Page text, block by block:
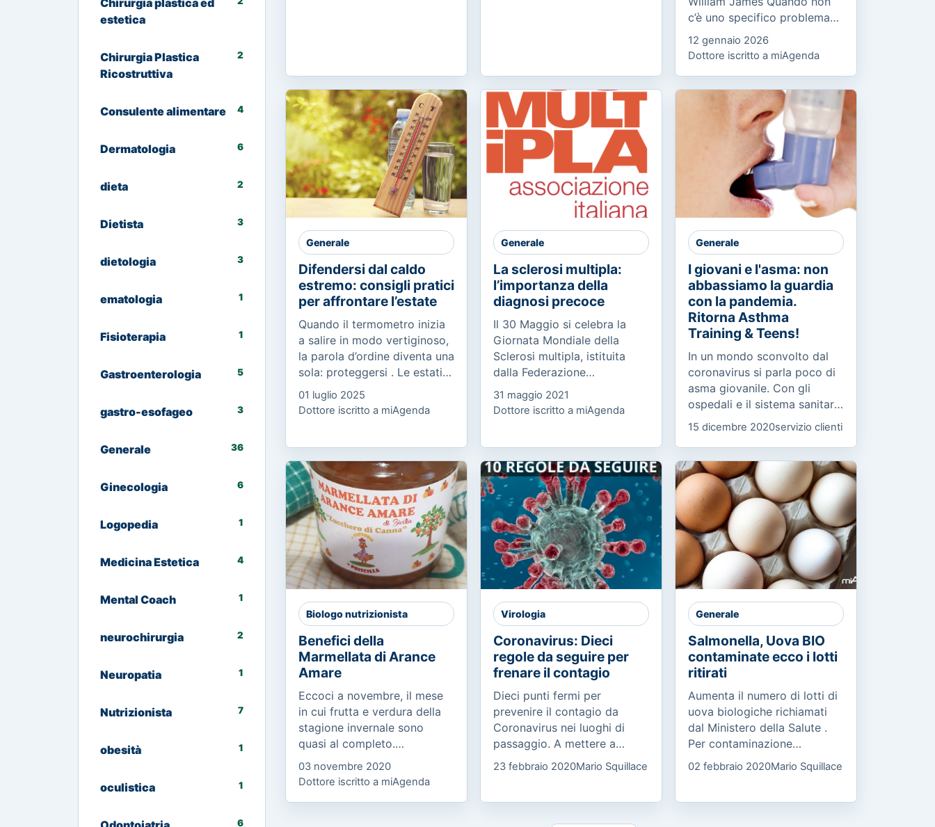
Chirurgia plastica ed
estetica
Chirurgia Plastica
Ricostruttiva
2
Consulente alimentare 4
Dermatologia 6
dieta 2
Dietista 3
dietologia 3
ematologia 1
Fisioterapia 1
Gastroenterologia 5
gastro-esofageo 3
Generale 36
Ginecologia 6
Logopedia 1
Medicina Estetica 4
Mental Coach 1
neurochirurgia 2
Neuropatia 1
Nutrizionista 7
obesità 1
oculistica 1
6
c’è uno specifico problema
da risolvere, ma un
potenziale da esprimere
Molte persone, pur avendo
12 gennaio 2026
Dottore iscritto a miAgenda
Generale
Difendersi dal caldo
estremo: consigli pratici
per affrontare l’estate
Quando il termometro inizia
a salire in modo vertiginoso,
la parola d’ordine diventa una
sola: proteggersi . Le estati
di oggi non sono più quelle
di una volta. Le ondate di
01 luglio 2025
Dottore iscritto a miAgenda
Generale
La sclerosi multipla:
l’importanza della
diagnosi precoce
Il 30 Maggio si celebra la
Giornata Mondiale della
Sclerosi multipla, istituita
dalla Federazione
Internazionale SM, in 70
Paesi e promossa in Italia
dall’AISM (Associazione
31 maggio 2021
Dottore iscritto a miAgenda
Generale
I giovani e l'asma: non
abbassiamo la guardia
con la pandemia.
Ritorna Asthma
Training & Teens!
In un mondo sconvolto dal
coronavirus si parla poco di
asma giovanile. Con gli
ospedali e il sistema sanitario
concentrati sulla pandemia,
guardia e alzare il...
15 dicembre 2020servizio clienti
Biologo nutrizionista
Benefici della
Marmellata di Arance
Amare
Eccoci a novembre, il mese
in cui frutta e verdura della
stagione invernale sono
quasi al completo.
Conoscete l’arancia amara
Essa proviene dall’albero
Citrus x Aurantium o
03 novembre 2020
Dottore iscritto a miAgenda
Virologia
Coronavirus: Dieci
regole da seguire per
frenare il contagio
Dieci punti fermi per
prevenire il contagio da
Coronavirus nei luoghi di
passaggio. A mettere a
punto il manifesto, che ha
raccolto l’adesione degli
23 febbraio 2020Mario Squillace
Generale
Salmonella, Uova BIO
contaminate ecco i lotti
ritirati
Aumenta il numero di lotti di
uova biologiche richiamati
dal Ministero della Salute .
Per contaminazione
microbiologica da salmonella
enteritidis sono stati ritirati a
02 febbraio 2020Mario Squillace